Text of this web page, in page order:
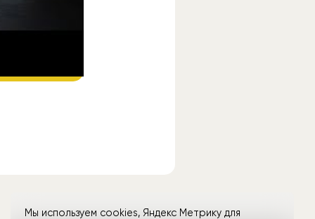
Мы используем cookies, Яндекс Метрику для